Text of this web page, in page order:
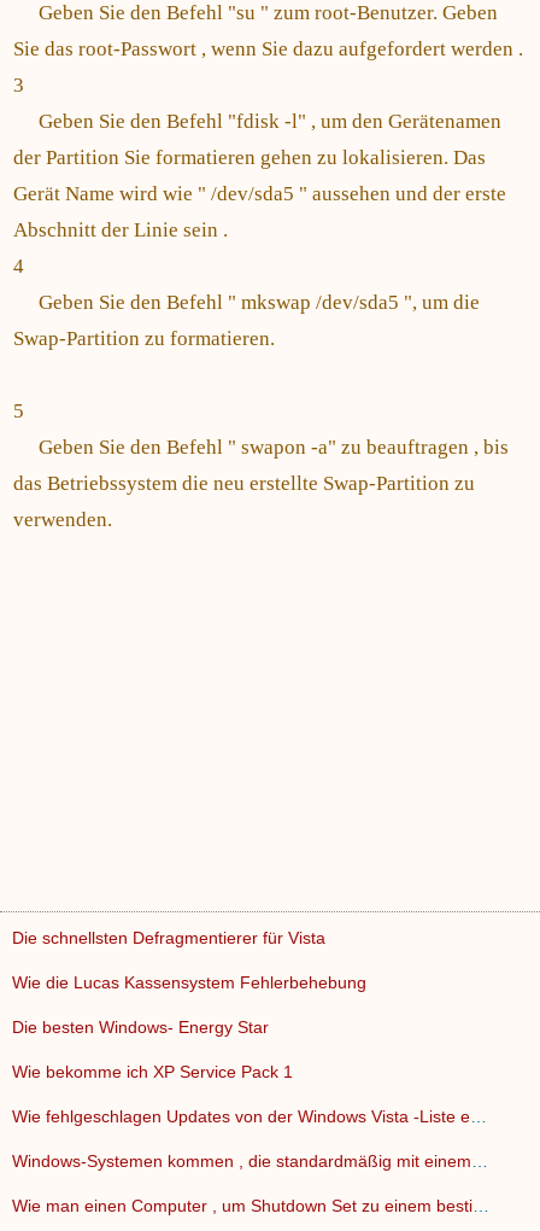
Geben Sie den Befehl "su " zum root-Benutzer. Geben
Sie das root-Passwort , wenn Sie dazu aufgefordert werden .
3
Geben Sie den Befehl "fdisk -l" , um den Gerätenamen
der Partition Sie formatieren gehen zu lokalisieren. Das
Gerät Name wird wie " /dev/sda5 " aussehen und der erste
Abschnitt der Linie sein .
4
Geben Sie den Befehl " mkswap /dev/sda5 ", um die
Swap-Partition zu formatieren.
5
Geben Sie den Befehl " swapon -a" zu beauftragen , bis
das Betriebssystem die neu erstellte Swap-Partition zu
verwenden.
Die schnellsten Defragmentierer für Vista
Wie die Lucas Kassensystem Fehlerbehebung
Die besten Windows- Energy Star
Wie bekomme ich XP Service Pack 1